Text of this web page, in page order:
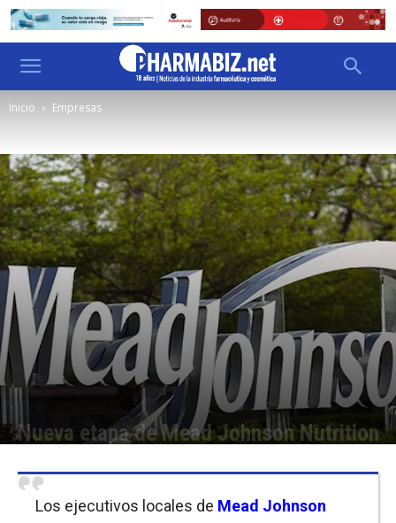
Inicio Empresas
Nueva etapa de Mead Johnson Nutrition
Los ejecutivos locales de Mead Johnson